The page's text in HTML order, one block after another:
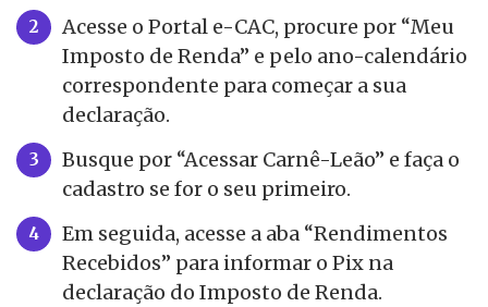
Acesse o Portal e-CAC, procure por “Meu
Imposto de Renda” e pelo ano-calendário
correspondente para começar a sua
declaração.
Busque por “Acessar Carnê-Leão” e faça o
cadastro se for o seu primeiro.
Em seguida, acesse a aba “Rendimentos
Recebidos” para informar o Pix na
declaração do Imposto de Renda.